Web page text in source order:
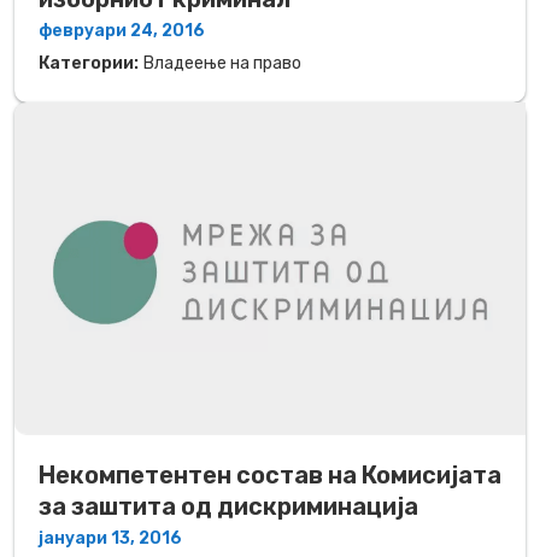
февруари 24, 2016
Категории: Владеење на право
Некомпетентен состав на Комисијата
за заштита од дискриминација
јануари 13, 2016